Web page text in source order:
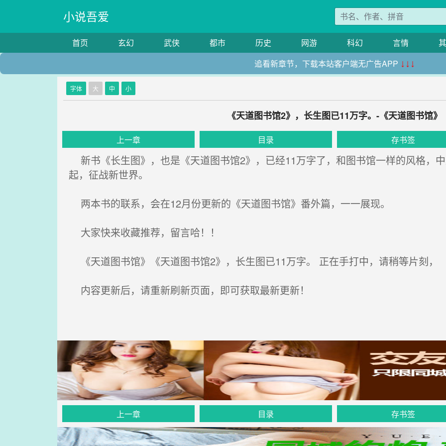
小说吾爱
首页 玄幻 武侠 都市 历史 网游 科幻 言情
追看新章节，下载本站客户端无广告APP ↓↓↓
字体 大 中 小
《天道图书馆2》，长生图已11万字。-《天道图书馆》
上一章 目录 存书签
新书《长生图》，也是《天道图书馆2》，已经11万字了，和图书馆一样的风格，
起，征战新世界。
两本书的联系，会在12月份更新的《天道图书馆》番外篇，一一展现。
大家快来收藏推荐，留言哈！！
《天道图书馆》《天道图书馆2》，长生图已11万字。 正在手打中，请稍等片刻，
内容更新后，请重新刷新页面，即可获取最新更新！
上一章 目录 存书签